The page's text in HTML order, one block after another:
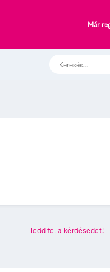
Már
Tedd fel a kérdésedet!